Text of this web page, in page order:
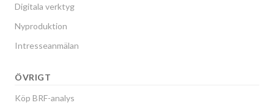
Digitala verktyg
Nyproduktion
Intresseanmälan
ÖVRIGT
Köp BRF-analys